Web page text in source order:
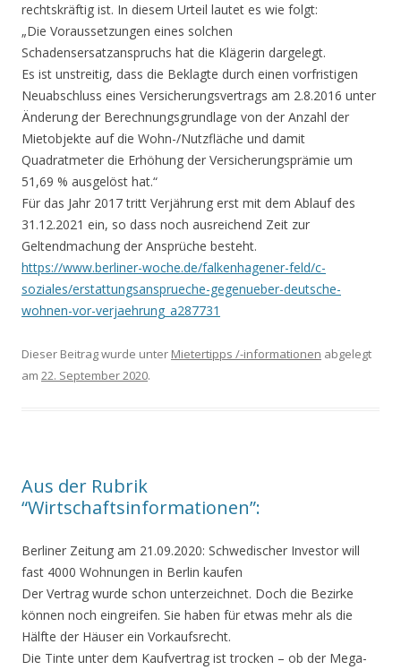
rechtskräftig ist. In diesem Urteil lautet es wie folgt:
„Die Voraussetzungen eines solchen
Schadensersatzanspruchs hat die Klägerin dargelegt.
Es ist unstreitig, dass die Beklagte durch einen vorfristigen
Neuabschluss eines Versicherungsvertrags am 2.8.2016 unter
Änderung der Berechnungsgrundlage von der Anzahl der
Mietobjekte auf die Wohn-/Nutzfläche und damit
Quadratmeter die Erhöhung der Versicherungsprämie um
51,69 % ausgelöst hat.“
Für das Jahr 2017 tritt Verjährung erst mit dem Ablauf des
31.12.2021 ein, so dass noch ausreichend Zeit zur
Geltendmachung der Ansprüche besteht.
https://www.berliner-woche.de/falkenhagener-feld/c-
soziales/erstattungsansprueche-gegenueber-deutsche-
wohnen-vor-verjaehrung_a287731
Dieser Beitrag wurde unter Mietertipps /-informationen abgelegt
am 22. September 2020.
Aus der Rubrik
“Wirtschaftsinformationen”:
Berliner Zeitung am 21.09.2020: Schwedischer Investor will
fast 4000 Wohnungen in Berlin kaufen
Der Vertrag wurde schon unterzeichnet. Doch die Bezirke
können noch eingreifen. Sie haben für etwas mehr als die
Hälfte der Häuser ein Vorkaufsrecht.
Die Tinte unter dem Kaufvertrag ist trocken – ob der Mega-